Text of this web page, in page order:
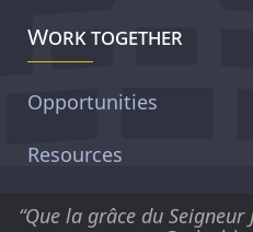
Work together
Opportunities
Resources
“Que la grâce du Seigneur